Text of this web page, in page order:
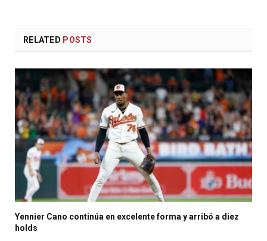
RELATED POSTS
Yennier Cano continúa en excelente forma y arribó a diez
holds